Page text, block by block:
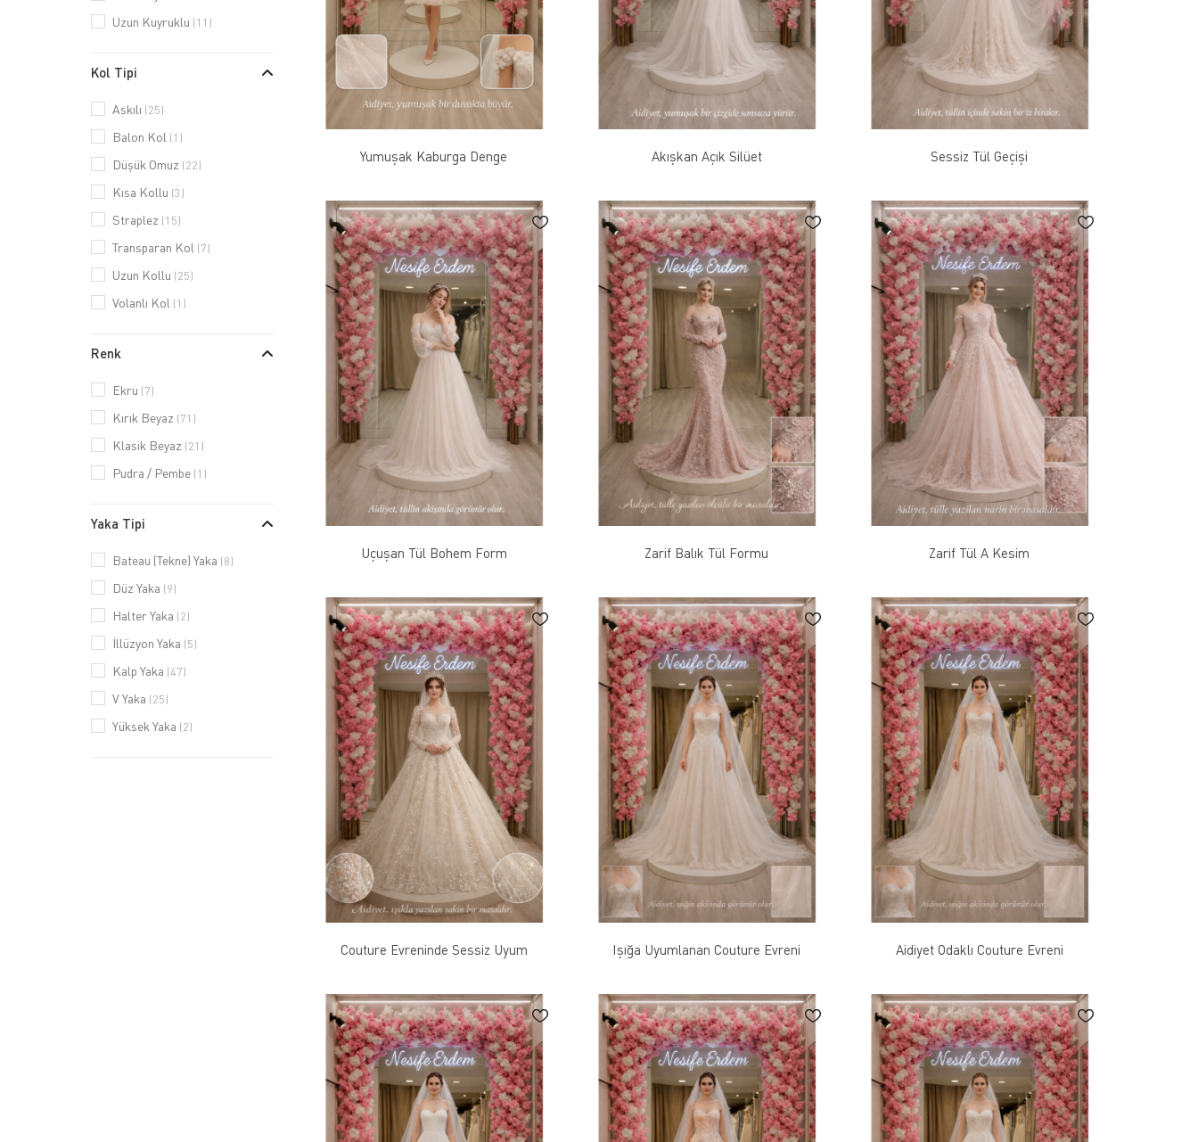
Uzun Kuyruklu (11)
Kol Tipi
Askılı (25)
Balon Kol (1)
Düşük Omuz (22)
Kısa Kollu (3)
Straplez (15)
Transparan Kol (7)
Uzun Kollu (25)
Volanlı Kol (1)
Renk
Ekru (7)
Kırık Beyaz (71)
Klasik Beyaz (21)
Pudra / Pembe (1)
Yaka Tipi
Bateau (Tekne) Yaka (8)
Düz Yaka (9)
Halter Yaka (2)
İllüzyon Yaka (5)
Kalp Yaka (47)
V Yaka (25)
Yüksek Yaka (2)
Yumuşak Kaburga Denge Akışkan Açık Silüet Sessiz Tül Geçişi
Uçuşan Tül Bohem Form Zarif Balık Tül Formu Zarif Tül A Kesim
Couture Evreninde Sessiz Uyum Işığa Uyumlanan Couture Evreni Aidiyet Odaklı Couture Evreni